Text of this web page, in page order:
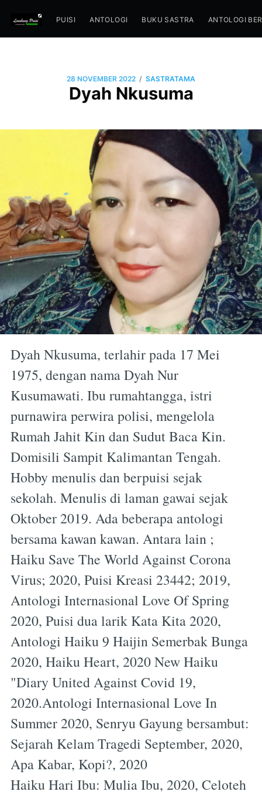
PUISI ANTOLOGI BUKU SASTRA ANTOLOGI
28 NOVEMBER 2022 / SASTRATAMA
Dyah Nkusuma
Dyah Nkusuma, terlahir pada 17 Mei
1975, dengan nama Dyah Nur
Kusumawati. Ibu rumahtangga, istri
purnawira perwira polisi, mengelola
Rumah Jahit Kin dan Sudut Baca Kin.
Domisili Sampit Kalimantan Tengah.
Hobby menulis dan berpuisi sejak
sekolah. Menulis di laman gawai sejak
Oktober 2019. Ada beberapa antologi
bersama kawan kawan. Antara lain ;
Haiku Save The World Against Corona
Virus; 2020, Puisi Kreasi 23442; 2019,
Antologi Internasional Love Of Spring
2020, Puisi dua larik Kata Kita 2020,
Antologi Haiku 9 Haijin Semerbak Bunga
2020, Haiku Heart, 2020 New Haiku
"Diary United Against Covid 19,
2020.Antologi Internasional Love In
Summer 2020, Senryu Gayung bersambut:
Sejarah Kelam Tragedi September, 2020,
Apa Kabar, Kopi?, 2020
Haiku Hari Ibu: Mulia Ibu, 2020, Celoteh